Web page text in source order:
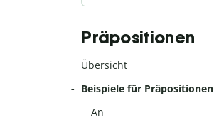
Präpositionen
Übersicht
Beispiele für Präpositionen
An